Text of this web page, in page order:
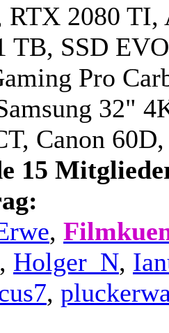
RTX 2080
SSD
Pro
32"
Canon
15
,
, Holger_N,
,